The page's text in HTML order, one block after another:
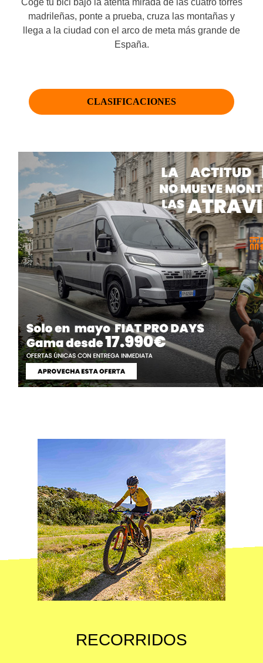
Coge tu bici bajo la atenta mirada de las cuatro torres
madrileñas, ponte a prueba, cruza las montañas y
llega a la ciudad con el arco de meta más grande de
España.
CLASIFICACIONES
RECORRIDOS